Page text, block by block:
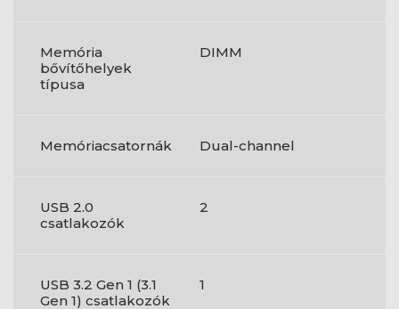
Memória
bővítőhelyek
típusa
DIMM
Memóriacsatornák Dual-channel
USB 2.0
csatlakozók
2
USB 3.2 Gen 1 (3.1
Gen 1) csatlakozók
1